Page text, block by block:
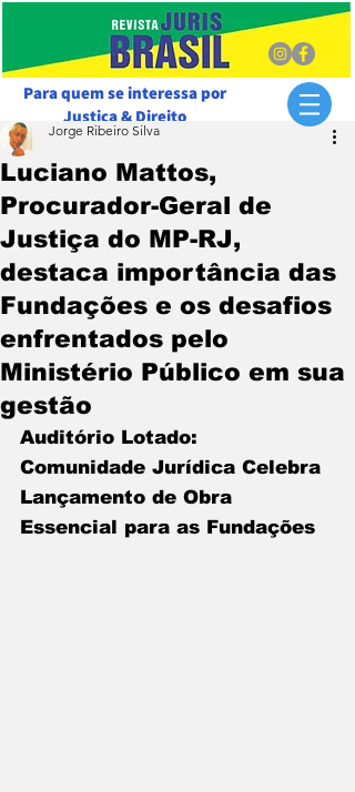
Para quem se interessa por
Justiça & Direito
Luciano Mattos,
Procurador-Geral de
Justiça do MP-RJ,
destaca importância das
Fundações e os desafios
enfrentados pelo
Ministério Público em sua
gestão
Jorge Ribeiro Silva
Auditório Lotado:
Comunidade Jurídica Celebra
Lançamento de Obra
Essencial para as Fundações